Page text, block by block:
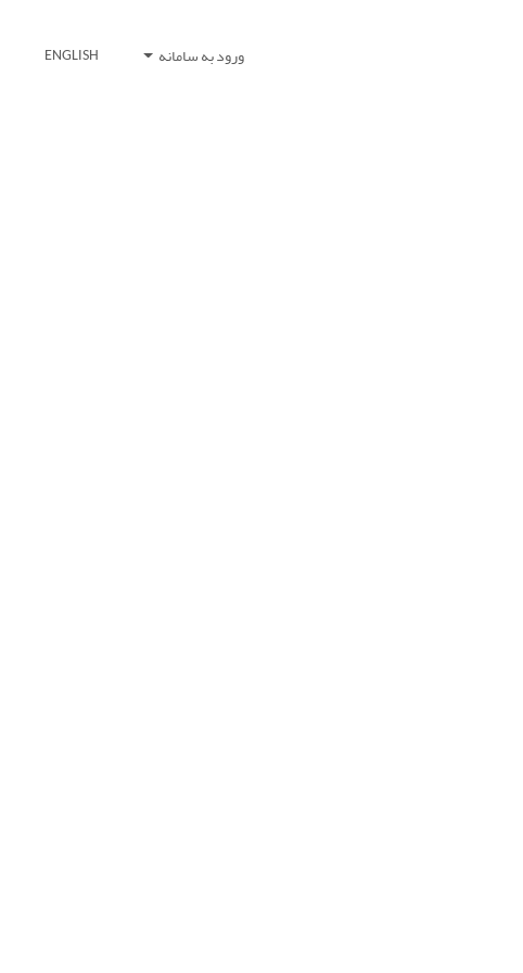
ورود به سامانه ENGLISH